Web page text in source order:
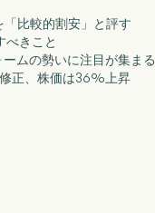
比較的割安」と評す
べきこと
ムの勢いに注目が集まる
正、株価は36%上昇